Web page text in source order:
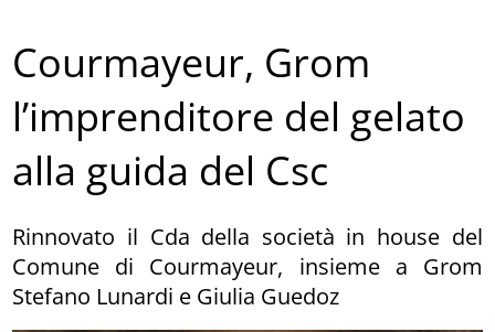
Courmayeur, Grom
l’imprenditore del gelato
alla guida del Csc
Rinnovato il Cda della società in house del
Comune di Courmayeur, insieme a Grom
Stefano Lunardi e Giulia Guedoz